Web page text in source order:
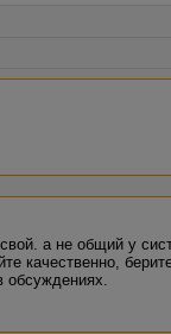
а не общий у
качественно,